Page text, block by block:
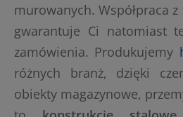
murowanych. Współpraca
gwarantuje Ci natomiast
zamówienia. Produkujemy
różnych branż, dzięki
obiekty magazynowe,